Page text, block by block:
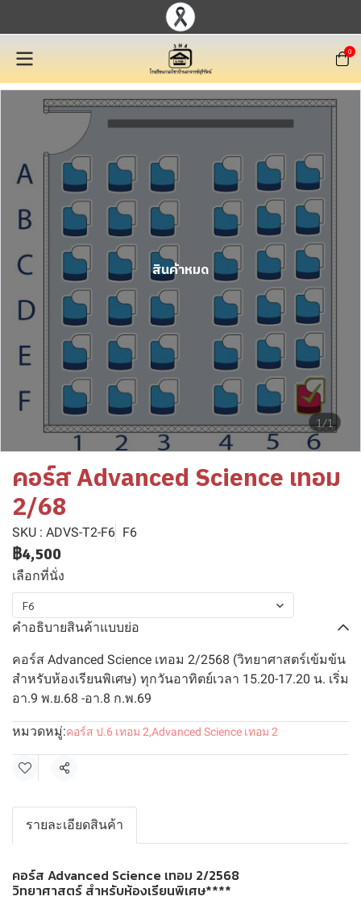
0
1/1
สินค้าหมด
คอร์ส Advanced Science เทอม
2/68
SKU : ADVS-T2-F6 F6
฿4,500
เลือกที่นั่ง
F6
คำอธิบายสินค้าแบบย่อ
คอร์ส Advanced Science เทอม 2/2568 (วิทยาศาสตร์เข้มข้น
สำหรับห้องเรียนพิเศษ) ทุกวันอาทิตย์เวลา 15.20-17.20 น. เริ่ม
อา.9 พ.ย.68 -อา.8 ก.พ.69
หมวดหมู่:คอร์ส ป.6 เทอม 2,Advanced Science เทอม 2
แชร์
รายละเอียดสินค้า
คอร์ส Advanced Science เทอม 2/2568
วิทยาศาสตร์ สำหรับห้องเรียนพิเศษ****